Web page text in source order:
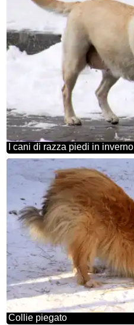
I cani di razza piedi in inverno
Collie piegato